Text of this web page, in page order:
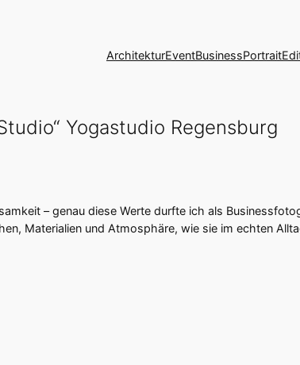
ArchitekturEventBusinessPortrait
Yogastudio Regensburg
– genau diese Werte durfte ich als
Materialien und Atmosphäre, wie sie im echten